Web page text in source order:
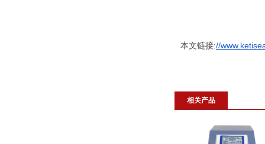
本文链接://
相关产品